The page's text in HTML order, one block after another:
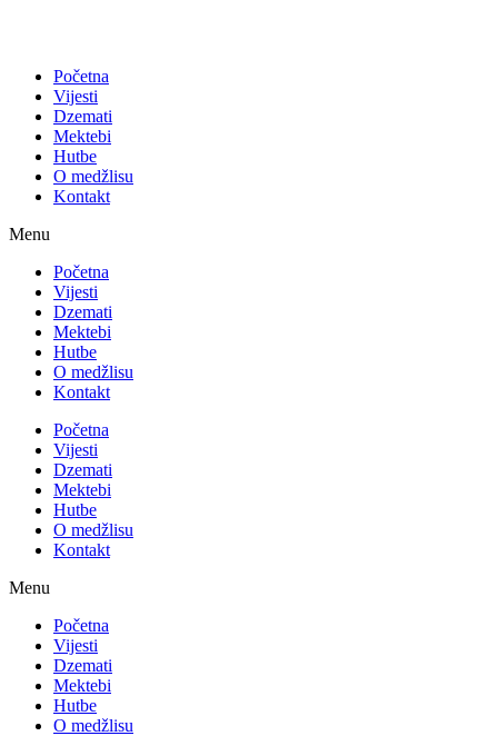
Početna
Vijesti
Dzemati
Mektebi
Hutbe
O medžlisu
Kontakt
Menu
Početna
Vijesti
Dzemati
Mektebi
Hutbe
O medžlisu
Kontakt
Početna
Vijesti
Dzemati
Mektebi
Hutbe
O medžlisu
Kontakt
Menu
Početna
Vijesti
Dzemati
Mektebi
Hutbe
O medžlisu